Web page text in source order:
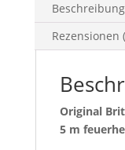
Beschreibung
Rezensionen
Original
5 m